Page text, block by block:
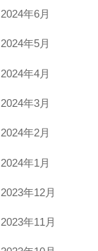
2024年6月
2024年5月
2024年4月
2024年3月
2024年2月
2024年1月
2023年12月
2023年11月